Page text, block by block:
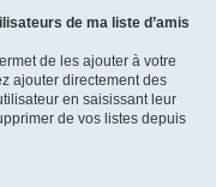
de ma liste d’amis
de les ajouter à votre
ajouter directement des
en saisissant leur
de vos listes depuis